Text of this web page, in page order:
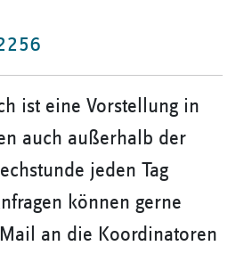
ist eine Vorstellung in
auch außerhalb der
jeden Tag
können gerne
an die Koordinatoren